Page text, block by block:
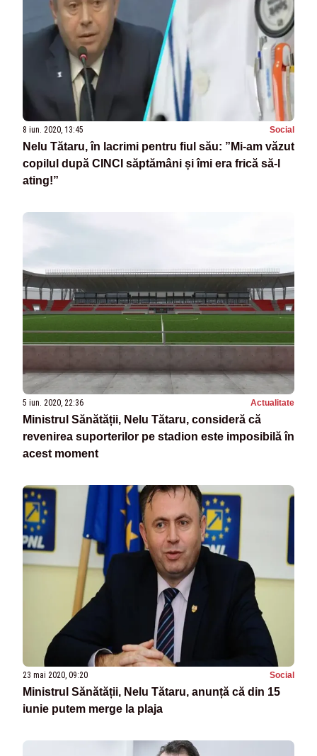
8 iun. 2020, 13:45 Social
Nelu Tătaru, în lacrimi pentru fiul său: ”Mi-am văzut
copilul după CINCI săptămâni și îmi era frică să-l
ating!”
5 iun. 2020, 22:36 Actualitate
Ministrul Sănătății, Nelu Tătaru, consideră că
revenirea suporterilor pe stadion este imposibilă în
acest moment
23 mai 2020, 09:20 Social
Ministrul Sănătății, Nelu Tătaru, anunță că din 15
iunie putem merge la plaja